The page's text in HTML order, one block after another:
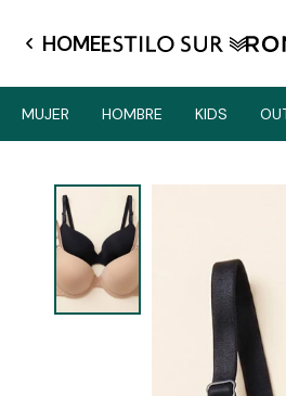
HOME
MUJER HOMBRE KIDS